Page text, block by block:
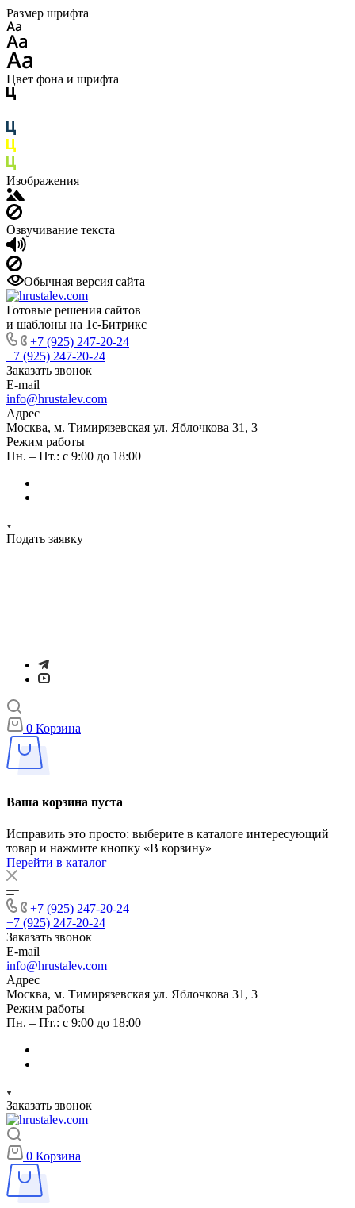
Размер шрифта
Цвет фона и шрифта
Изображения
Озвучивание текста
Обычная версия сайта
Готовые решения сайтов
и шаблоны на 1с-Битрикс
+7 (925) 247-20-24
+7 (925) 247-20-24
Заказать звонок
E-mail
info@hrustalev.com
Адрес
Москва, м. Тимирязевская ул. Яблочкова 31, 3
Режим работы
Пн. – Пт.: с 9:00 до 18:00
Подать заявку
0 Корзина
Ваша корзина пуста
Исправить это просто: выберите в каталоге интересующий
товар и нажмите кнопку «В корзину»
Перейти в каталог
+7 (925) 247-20-24
+7 (925) 247-20-24
Заказать звонок
E-mail
info@hrustalev.com
Адрес
Москва, м. Тимирязевская ул. Яблочкова 31, 3
Режим работы
Пн. – Пт.: с 9:00 до 18:00
Заказать звонок
0 Корзина